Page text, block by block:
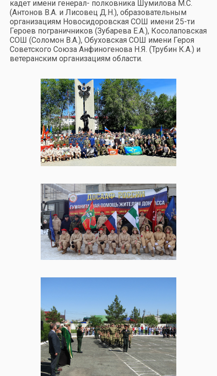
кадет имени генерал- полковника Шумилова М.С.
(Антонов В.А. и Лисовец Д.Н.), образовательным
организациям Новосидоровская СОШ имени 25-ти
Героев пограничников (Зубарева Е.А.), Косолаповская
СОШ (Соломон В.А.), Обуховская СОШ имени Героя
Советского Союза Анфиногенова Н.Я. (Трубин К.А.) и
ветеранским организациям области.